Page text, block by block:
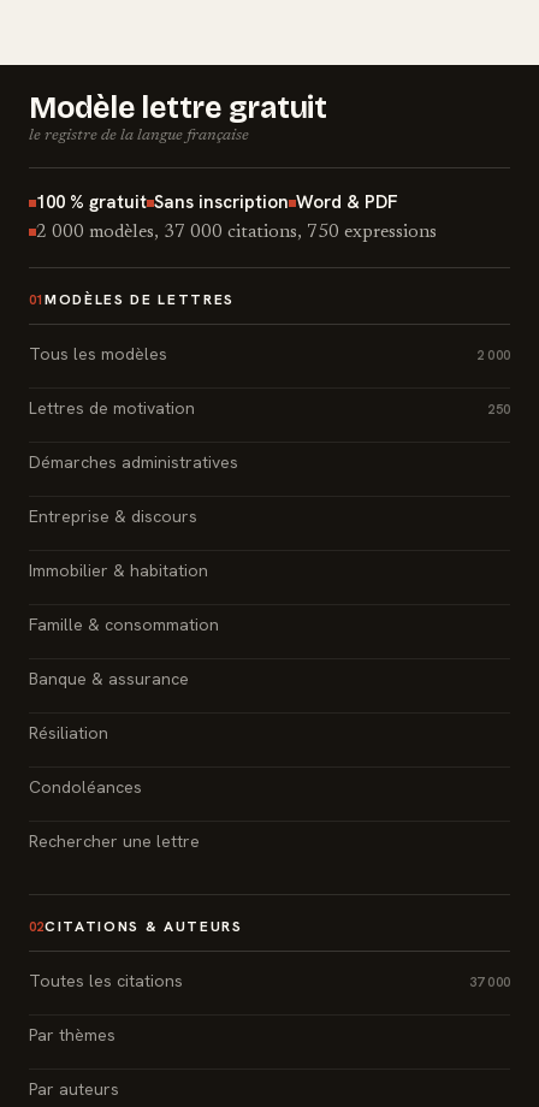
Modèle lettre gratuit
le registre de la langue française
100 % gratuit Sans inscription Word & PDF
2 000 modèles, 37 000 citations, 750 expressions
01 MODÈLES DE LETTRES
Tous les modèles 2 000
Lettres de motivation 250
Démarches administratives
Entreprise & discours
Immobilier & habitation
Famille & consommation
Banque & assurance
Résiliation
Condoléances
Rechercher une lettre
02CITATIONS & AUTEURS
Toutes les citations 37 000
Par thèmes
Par auteurs